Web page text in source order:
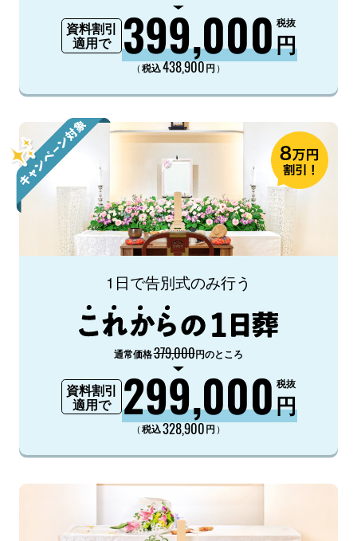
資料割引
適用で
399,000円
税抜
（税込438,900円 ）
1日で告別式のみ行う
通常価格379,000円のところ
資料割引
適用で
299,000円
税抜
（税込328,900円 ）